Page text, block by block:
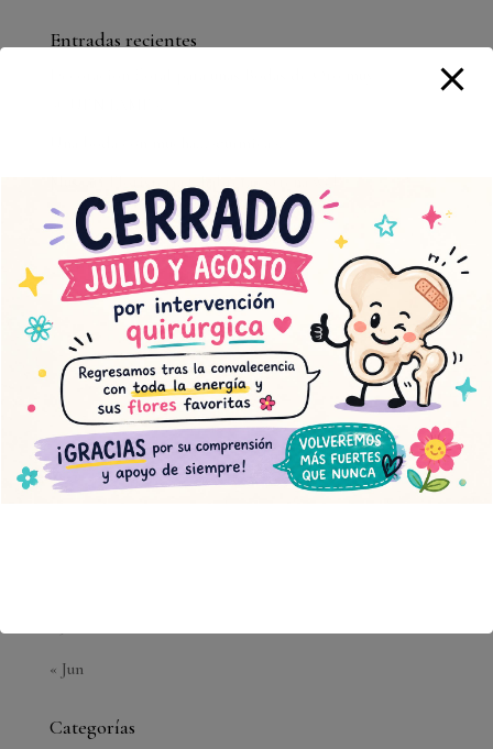
Entradas recientes
Muscari Floristería Chabrera estrena web
agosto 2026
L M X J V S D
1 2
3 4 5 6 8 9
10 11 12 13 14 15 16
« Jun
Categorías